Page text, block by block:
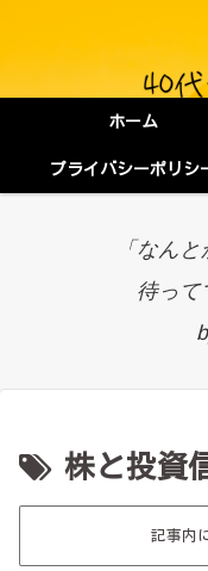
ホーム
プライバシーポリシ
「なん
待って
株と投資
記事内